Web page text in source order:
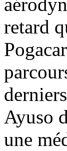
retard
Ayuso
une